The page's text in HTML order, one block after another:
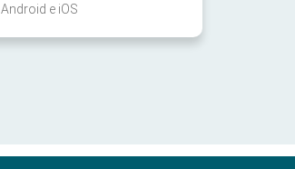
Android e iOS